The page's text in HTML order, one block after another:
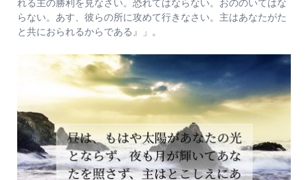
れる主の勝利を見なさい。恐れてはならない。おののいてはな
らない。あす、彼らの所に攻めて行きなさい。主はあなたがた
と共におられるからである』」。